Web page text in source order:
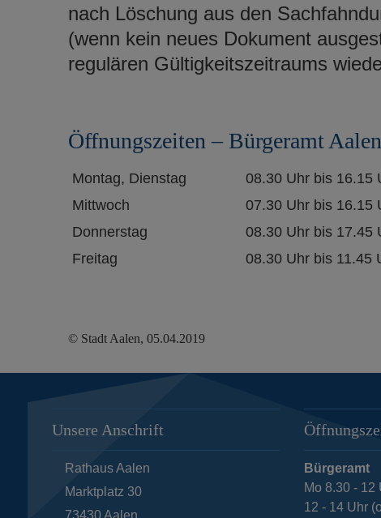
nach Löschung aus den
(wenn kein neues Dokument
regulären Gültigkeitszeitraums
Öffnungszeiten – Bürgeramt Aalen
Montag, Dienstag
08.30 Uhr bis 16.15
Mittwoch
07.30 Uhr bis 16.15
Donnerstag
08.30 Uhr bis 17.45
Freitag
08.30 Uhr bis 11.45
© Stadt Aalen, 05.04.2019
Unsere Anschrift
Rathaus Aalen
Marktplatz 30
73430 Aalen
Bürgeramt
Mo 8.30 - 12
12 - 14 Uhr